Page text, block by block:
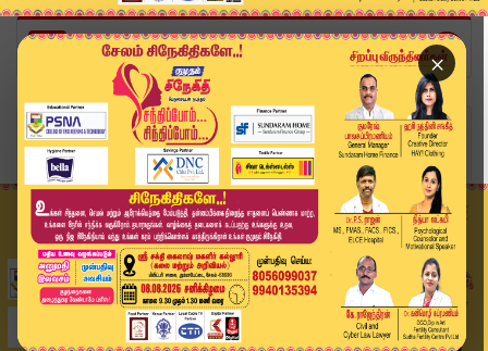
×
Home
வீடியோ ஸ்டோரி
"இபிஎஸ்-இடம் என்ன கொள்கை இருக்கிறது" - CM Stali...